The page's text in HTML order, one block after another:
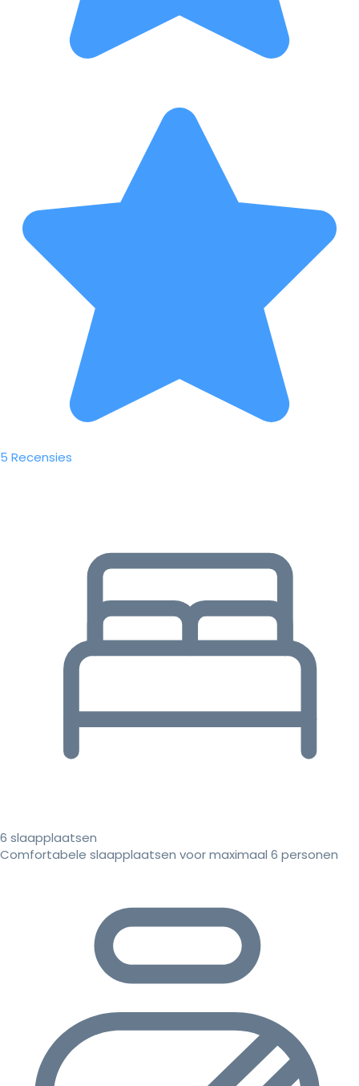
5 Recensies
6 slaapplaatsen
Comfortabele slaapplaatsen voor maximaal 6 personen